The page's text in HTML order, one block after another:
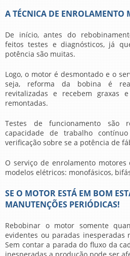
A TÉCNICA DE ENROLAMENTO
De início, antes do
feitos testes e diagnósticos, já
potência são muitas.
Logo, o motor é desmontado e o
seja, reforma da bobina é
revitalizadas e recebem graxas
remontadas.
Testes de funcionamento são
capacidade de trabalho
verificação sobre se a potência de
O serviço de enrolamento motores
modelos elétricos: monofásicos,
SE O MOTOR ESTÁ EM BOM
MANUTENÇÕES PERIÓDICAS!
Rebobinar o motor somente
evidentes ou paradas inesperadas
Sem contar a parada do fluxo da